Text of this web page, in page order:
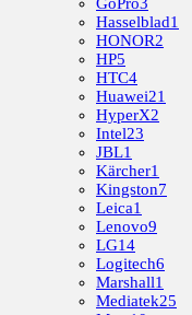
Hasselblad1
HONOR2
HP5
HTC4
Huawei21
HyperX2
Intel23
JBL1
Kärcher1
Kingston7
Leica1
Lenovo9
LG14
Logitech6
Marshall1
Mediatek25